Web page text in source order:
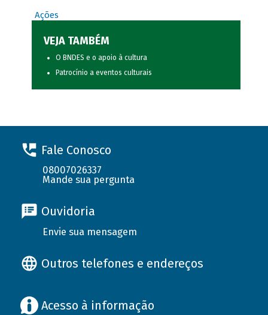
Ações
VEJA TAMBÉM
O BNDES e o apoio à cultura
Patrocínio a eventos culturais
Fale Conosco
08007026337
Mande sua pergunta
Ouvidoria
Envie sua mensagem
Outros telefones e endereços
Acesso à informação